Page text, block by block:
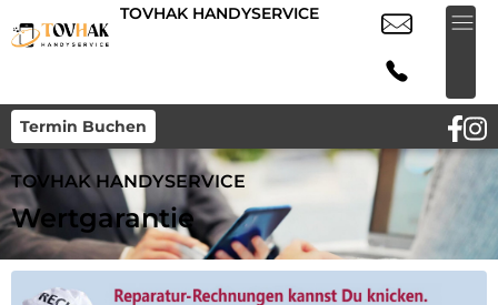
TOVHAK HANDYSERVICE
Termin Buchen
TOVHAK HANDYSERVICE
Wertgarantie